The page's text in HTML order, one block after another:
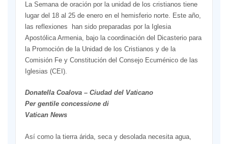
La Semana de oración por la unidad de los cristianos tiene
lugar del 18 al 25 de enero en el hemisferio norte. Este año,
las reflexiones han sido preparadas por la Iglesia
Apostólica Armenia, bajo la coordinación del Dicasterio para
la Promoción de la Unidad de los Cristianos y de la
Comisión Fe y Constitución del Consejo Ecuménico de las
Iglesias (CEI).
Donatella Coalova – Ciudad del Vaticano
Per gentile concessione di
Vatican News
Así como la tierra árida, seca y desolada necesita agua,